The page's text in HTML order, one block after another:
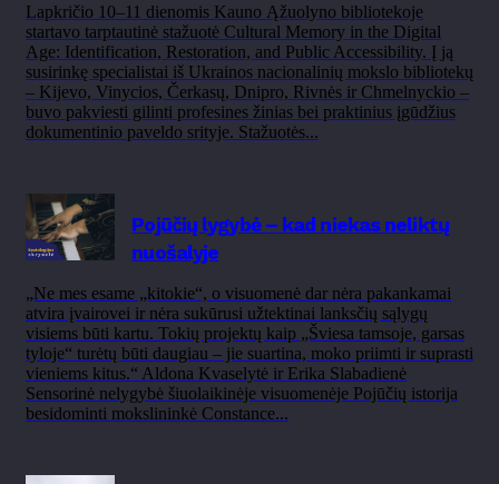
Lapkričio 10–11 dienomis Kauno Ąžuolyno bibliotekoje
startavo tarptautinė stažuotė Cultural Memory in the Digital
Age: Identification, Restoration, and Public Accessibility. Į ją
susirinkę specialistai iš Ukrainos nacionalinių mokslo bibliotekų
– Kijevo, Vinycios, Čerkasų, Dnipro, Rivnės ir Chmelnyckio –
buvo pakviesti gilinti profesines žinias bei praktinius įgūdžius
dokumentinio paveldo srityje. Stažuotės...
Pojūčių lygybė – kad niekas neliktų
nuošalyje
„Ne mes esame „kitokie“, o visuomenė dar nėra pakankamai
atvira įvairovei ir nėra sukūrusi užtektinai lanksčių sąlygų
visiems būti kartu. Tokių projektų kaip „Šviesa tamsoje, garsas
tyloje“ turėtų būti daugiau – jie suartina, moko priimti ir suprasti
vieniems kitus.“ Aldona Kvaselytė ir Erika Slabadienė
Sensorinė nelygybė šiuolaikinėje visuomenėje Pojūčių istorija
besidominti mokslininkė Constance...